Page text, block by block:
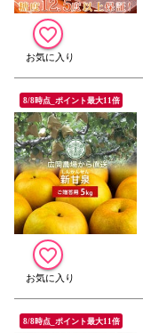
8/8時点_ポイント最大11倍
8/8時点_ポイント最大11倍